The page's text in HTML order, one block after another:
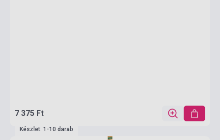
7 375 Ft
Készlet: 1-10 darab